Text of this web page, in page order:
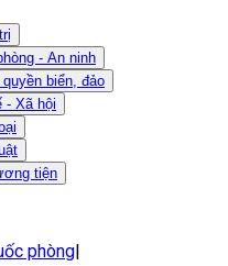
- An ninh
biển, đảo
- Xã hội
tiện
phòng|